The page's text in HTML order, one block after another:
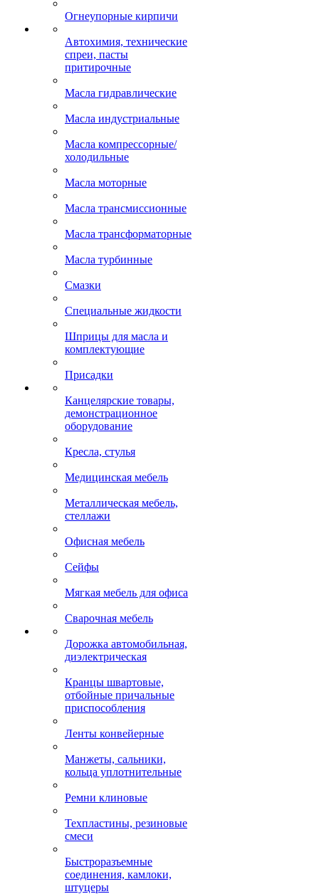
Огнеупорные кирпичи
Автохимия, технические
спреи, пасты
притирочные
Масла гидравлические
Масла индустриальные
Масла компрессорные/
холодильные
Масла моторные
Масла трансмиссионные
Масла трансформаторные
Масла турбинные
Смазки
Специальные жидкости
Шприцы для масла и
комплектующие
Присадки
Канцелярские товары,
демонстрационное
оборудование
Кресла, стулья
Медицинская мебель
Металлическая мебель,
стеллажи
Офисная мебель
Сейфы
Мягкая мебель для офиса
Сварочная мебель
Дорожка автомобильная,
диэлектрическая
Кранцы швартовые,
отбойные причальные
приспособления
Ленты конвейерные
Манжеты, сальники,
кольца уплотнительные
Ремни клиновые
Техпластины, резиновые
смеси
Быстроразъемные
соединения, камлоки,
штуцеры